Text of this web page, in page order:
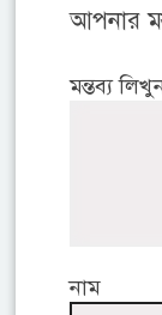
আপনার
মন্তব্য
নাম